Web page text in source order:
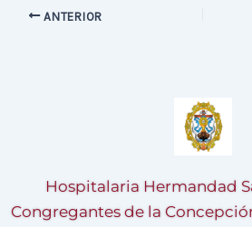
ANTERIOR
Hospitalaria Hermandad
Congregantes de la